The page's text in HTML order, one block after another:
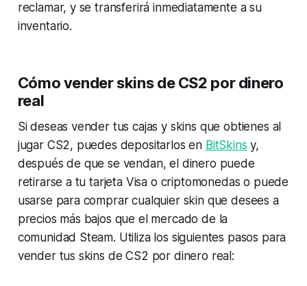
reclamar, y se transferirá inmediatamente a su
inventario.
Cómo vender skins de CS2 por dinero
real
Si deseas vender tus cajas y skins que obtienes al
jugar CS2, puedes depositarlos en BitSkins y,
después de que se vendan, el dinero puede
retirarse a tu tarjeta Visa o criptomonedas o puede
usarse para comprar cualquier skin que desees a
precios más bajos que el mercado de la
comunidad Steam. Utiliza los siguientes pasos para
vender tus skins de CS2 por dinero real: